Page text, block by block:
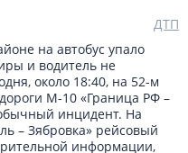
ДТП
на автобус упало
и водитель не
около 18:40, на 52-м
М-10 «Граница РФ –
инцидент. На
– Зябровка» рейсовый
информации,